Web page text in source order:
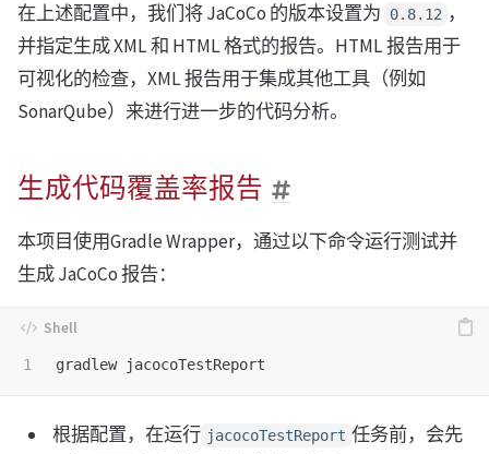
在上述配置中，我们将 JaCoCo 的版本设置为 0.8.12 ，
并指定生成 XML 和 HTML 格式的报告。HTML 报告用于
可视化的检查，XML 报告用于集成其他工具（例如
SonarQube）来进行进一步的代码分析。
生成代码覆盖率报告
本项目使用Gradle Wrapper，通过以下命令运行测试并
生成 JaCoCo 报告：
根据配置，在运行 jacocoTestReport 任务前，会先